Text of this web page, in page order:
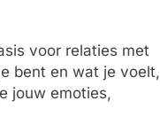
voor relaties met
bent en wat je voelt,
jouw emoties,